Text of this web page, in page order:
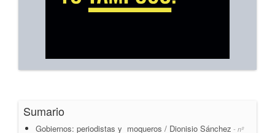
Sumario
Gobiernos: periodistas y moqueros / Dionisio Sánchez - nº